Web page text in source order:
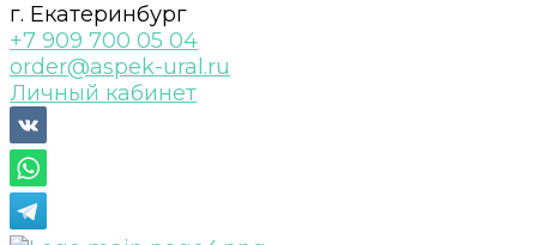
г. Екатеринбург
+7 909 700 05 04
order@aspek-ural.ru
Личный кабинет